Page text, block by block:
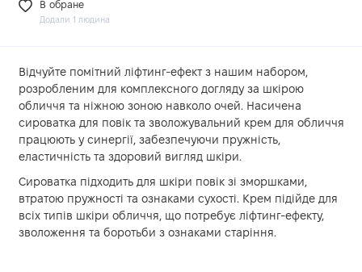
В обране
Додали 1 людина
Відчуйте помітний ліфтинг-ефект з нашим набором,
розробленим для комплексного догляду за шкірою
обличчя та ніжною зоною навколо очей. Насичена
сироватка для повік та зволожувальний крем для обличчя
працюють у синергії, забезпечуючи пружність,
еластичність та здоровий вигляд шкіри.
Сироватка підходить для шкіри повік зі зморшками,
втратою пружності та ознаками сухості. Крем підійде для
всіх типів шкіри обличчя, що потребує ліфтинг-ефекту,
зволоження та боротьби з ознаками старіння.